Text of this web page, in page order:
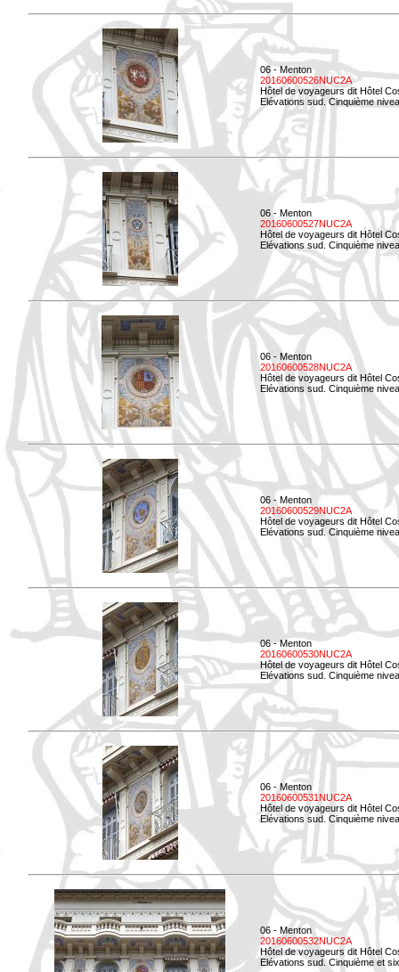
06 - Menton
20160600526NUC2A
Hôtel de voyageurs dit Hôtel
Elévations sud. Cinquième
06 - Menton
20160600527NUC2A
Hôtel de voyageurs dit Hôtel
Elévations sud. Cinquième
06 - Menton
20160600528NUC2A
Hôtel de voyageurs dit Hôtel
Elévations sud. Cinquième
06 - Menton
20160600529NUC2A
Hôtel de voyageurs dit Hôtel
Elévations sud. Cinquième
06 - Menton
20160600530NUC2A
Hôtel de voyageurs dit Hôtel
Elévations sud. Cinquième
06 - Menton
20160600531NUC2A
Hôtel de voyageurs dit Hôtel
Elévations sud. Cinquième
06 - Menton
20160600532NUC2A
Hôtel de voyageurs dit Hôtel
Elévations sud. Cinquième et